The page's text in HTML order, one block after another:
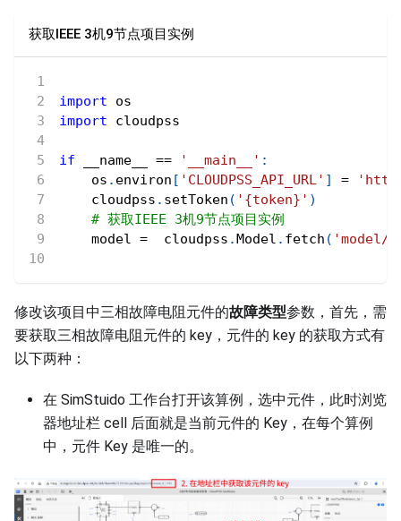
获取IEEE 3机9节点项目实例
import os
import cloudpss
if __name__ == '__main__' :
    os
. environ [ 'CLOUDPSS_API_URL' ] =
    cloudpss
. setToken ( '{token}' )
# 获取IEEE 3机9节点项目实例
    model
=
  cloudpss
.Model . fetch ( 'model/
修改该项目中三相故障电阻元件的故障类型参数，首先，需
要获取三相故障电阻元件的 key，元件的 key 的获取方式有
以下两种：
在 SimStuido 工作台打开该算例，选中元件，此时浏览
器地址栏 cell 后面就是当前元件的 Key，在每个算例
中，元件 Key 是唯一的。